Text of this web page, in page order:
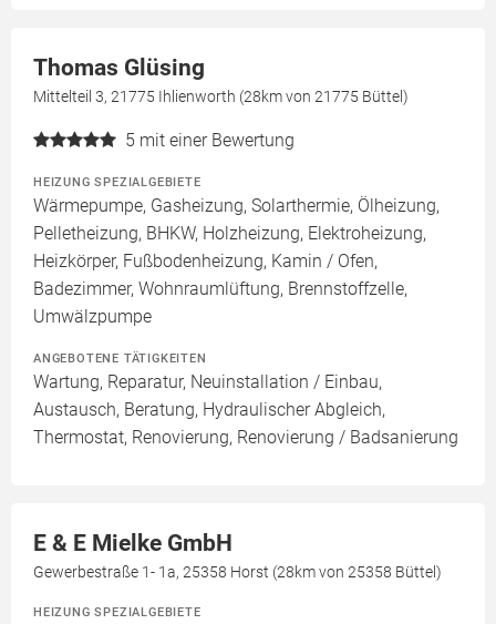
Thomas Glüsing
Mittelteil 3, 21775 Ihlienworth (28km von 21775 Büttel)
5 mit einer Bewertung
HEIZUNG SPEZIALGEBIETE
Wärmepumpe, Gasheizung, Solarthermie, Ölheizung,
Pelletheizung, BHKW, Holzheizung, Elektroheizung,
Heizkörper, Fußbodenheizung, Kamin / Ofen,
Badezimmer, Wohnraumlüftung, Brennstoffzelle,
Umwälzpumpe
ANGEBOTENE TÄTIGKEITEN
Wartung, Reparatur, Neuinstallation / Einbau,
Austausch, Beratung, Hydraulischer Abgleich,
Thermostat, Renovierung, Renovierung / Badsanierung
E & E Mielke GmbH
Gewerbestraße 1- 1a, 25358 Horst (28km von 25358 Büttel)
HEIZUNG SPEZIALGEBIETE